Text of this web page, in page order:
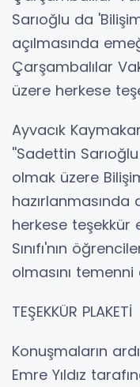
Sarıoğlu da
açılmasında
Çarşambalılar
üzere herkese
Ayvacık
''Sadettin
olmak üzere
herkese teşekkür
Sınıfı'nın
olmasını
TEŞEKKÜR PLAKETİ
Konuşmaların
Emre Yıldız